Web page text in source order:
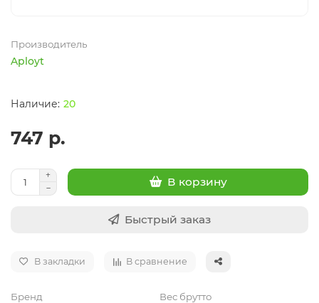
Производитель
Aployt
20
747 р.
В корзину
Быстрый заказ
В закладки В сравнение
Бренд Вес брутто